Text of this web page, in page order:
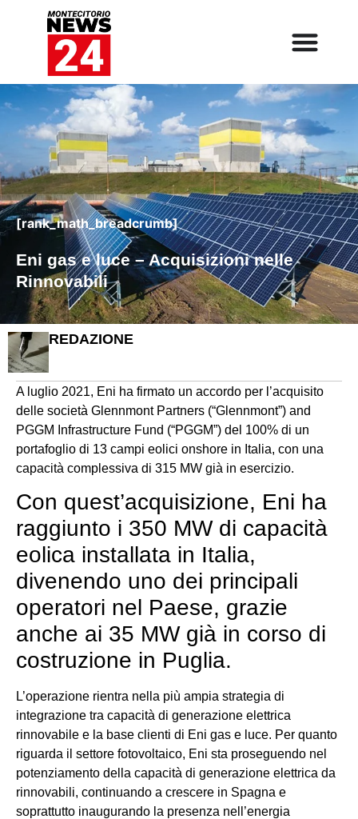
[rank_math_breadcrumb]
Eni gas e luce – Acquisizioni nelle
Rinnovabili
REDAZIONE
A luglio 2021, Eni ha firmato un accordo per l’acquisito
delle società Glennmont Partners (“Glennmont”) and
PGGM Infrastructure Fund (“PGGM”) del 100% di un
portafoglio di 13 campi eolici onshore in Italia, con una
capacità complessiva di 315 MW già in esercizio.
Con quest’acquisizione, Eni ha
raggiunto i 350 MW di capacità
eolica installata in Italia,
divenendo uno dei principali
operatori nel Paese, grazie
anche ai 35 MW già in corso di
costruzione in Puglia.
L’operazione rientra nella più ampia strategia di
integrazione tra capacità di generazione elettrica
rinnovabile e la base clienti di Eni gas e luce. Per quanto
riguarda il settore fotovoltaico, Eni sta proseguendo nel
potenziamento della capacità di generazione elettrica da
rinnovabili, continuando a crescere in Spagna e
soprattutto inaugurando la presenza nell’energia